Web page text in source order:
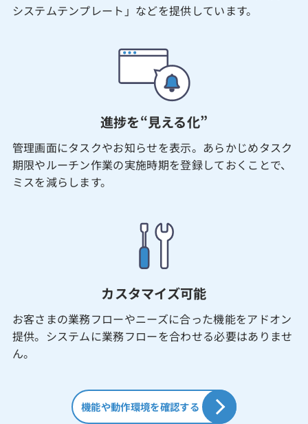
システムテンプレート」などを提供しています。
進捗を“見える化”
管理画面にタスクやお知らせを表示。あらかじめタスク
期限やルーチン作業の実施時期を登録しておくことで、
ミスを減らします。
カスタマイズ可能
お客さまの業務フローやニーズに合った機能をアドオン
提供。システムに業務フローを合わせる必要はありませ
ん。
機能や動作環境を確認する